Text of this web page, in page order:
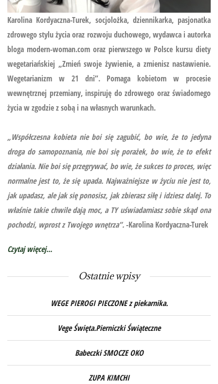
Karolina Kordyaczna-Turek, socjolożka, dziennikarka, pasjonatka
zdrowego stylu życia oraz rozwoju duchowego, wydawca i autorka
bloga modern-woman.com oraz pierwszego w Polsce kursu diety
wegetariańskiej „Zmień swoje żywienie, a zmienisz nastawienie.
Wegetarianizm w 21 dni”.Pomaga kobietom w procesie
wewnętrznej przemiany, inspiruję do zdrowego oraz świadomego
życia w zgodzie z sobą i na własnych warunkach.
„Współczesna kobieta nie boi się zagubić, bo wie, że to jedyna
droga do samopoznania, nie boi się porażek, bo wie, że to efekt
działania. Nie boi się przegrywać, bo wie, że sukces to proces, więc
normalne jest to, że się upada. Najważniejsze w życiu nie jest to,
jak upadasz, ale jak się ponosisz, jak zbierasz siłę i idziesz dalej. To
właśnie takie chwile dają moc, a TY uświadamiasz sobie skąd ona
pochodzi, wprost z Twojego wnętrza”.-Karolina Kordyaczna-Turek
Czytaj więcej...
Ostatnie wpisy
WEGE PIEROGI PIECZONE z piekarnika.
Vege Święta.Pierniczki Świąteczne
Babeczki SMOCZE OKO
ZUPA KIMCHI